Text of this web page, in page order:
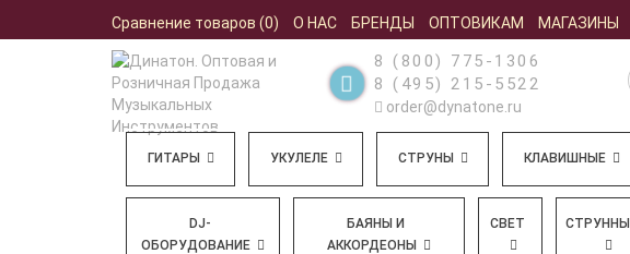
Сравнение товаров (0) О НАС БРЕНДЫ ОПТОВИКАМ МАГАЗИНЫ
8 (800) 775-1306
8 (495) 215-5522
order@dynatone.ru
ГИТАРЫ УКУЛЕЛЕ СТРУНЫ КЛАВИШНЫЕ
DJ-
ОБОРУДОВАНИЕ
БАЯНЫ И
АККОРДЕОНЫ
СВЕТ